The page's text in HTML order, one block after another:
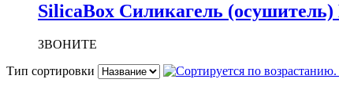
SilicaBox Силикагель
ЗВОНИТЕ
Тип сортировки